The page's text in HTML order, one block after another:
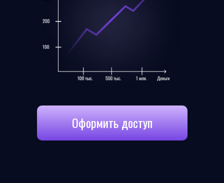
Оформить доступ